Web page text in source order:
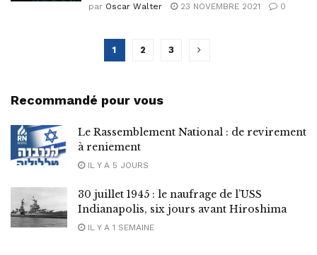
par Oscar Walter 23 NOVEMBRE 2021 0
1 2 3
Recommandé pour vous
Le Rassemblement National : de revirement
à reniement
IL Y A 5 JOURS
30 juillet 1945 : le naufrage de l’USS
Indianapolis, six jours avant Hiroshima
IL Y A 1 SEMAINE